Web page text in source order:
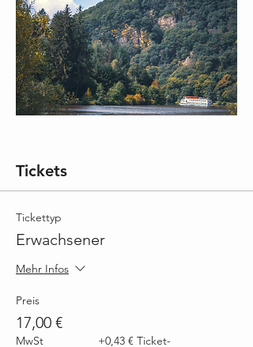
Tickets
Tickettyp
Erwachsener
Mehr Infos
Preis
17,00 €
MwSt
+0,43 € Ticket-